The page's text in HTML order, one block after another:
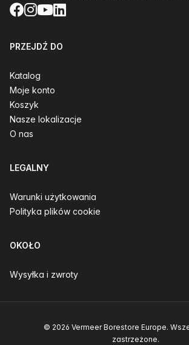
Facebook
Instagram
YouTube
LinkedIn
PRZEJDŹ DO
Katalog
Moje konto
Koszyk
Nasze lokalizacje
O nas
LEGALNY
Warunki użytkowania
Polityka plików cookie
OKOŁO
Wysyłka i zwroty
© 2026 Vermeer Borestore Europe.
zastrzeżone.